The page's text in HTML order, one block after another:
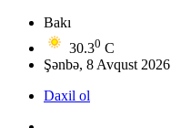
Bakı
30.30 C
Şənbə, 8 Avqust 2026
Daxil ol